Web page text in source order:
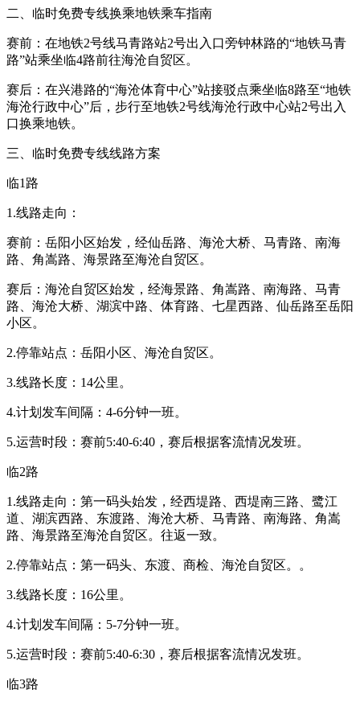
二、临时免费专线换乘地铁乘车指南
赛前：在地铁2号线马青路站2号出入口旁钟林路的“地铁马青
路”站乘坐临4路前往海沧自贸区。
赛后：在兴港路的“海沧体育中心”站接驳点乘坐临8路至“地铁
海沧行政中心”后，步行至地铁2号线海沧行政中心站2号出入
口换乘地铁。
三、临时免费专线线路方案
临1路
1.线路走向：
赛前：岳阳小区始发，经仙岳路、海沧大桥、马青路、南海
路、角嵩路、海景路至海沧自贸区。
赛后：海沧自贸区始发，经海景路、角嵩路、南海路、马青
路、海沧大桥、湖滨中路、体育路、七星西路、仙岳路至岳阳
小区。
2.停靠站点：岳阳小区、海沧自贸区。
3.线路长度：14公里。
4.计划发车间隔：4-6分钟一班。
5.运营时段：赛前5:40-6:40，赛后根据客流情况发班。
临2路
1.线路走向：第一码头始发，经西堤路、西堤南三路、鹭江
道、湖滨西路、东渡路、海沧大桥、马青路、南海路、角嵩
路、海景路至海沧自贸区。往返一致。
2.停靠站点：第一码头、东渡、商检、海沧自贸区。。
3.线路长度：16公里。
4.计划发车间隔：5-7分钟一班。
5.运营时段：赛前5:40-6:30，赛后根据客流情况发班。
临3路